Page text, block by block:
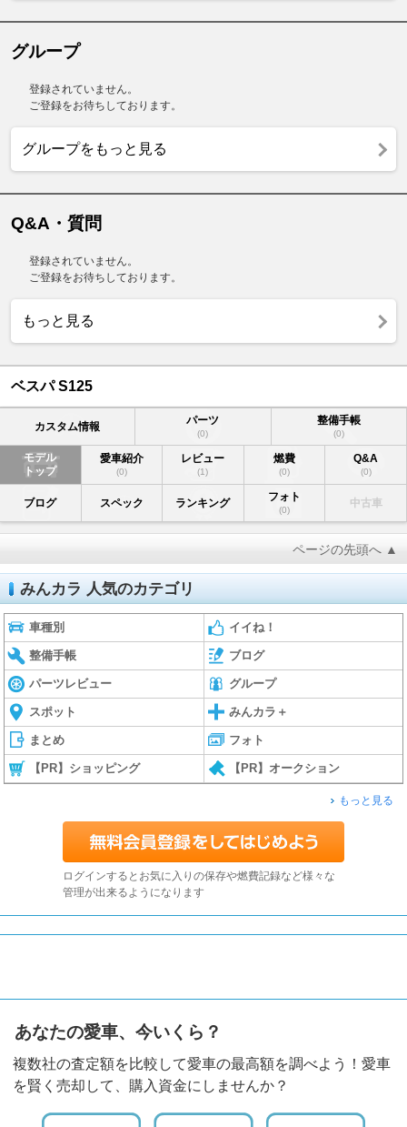
グループ
登録されていません。
ご登録をお待ちしております。
グループをもっと見る
Q&A・質問
登録されていません。
ご登録をお待ちしております。
もっと見る
ベスパ S125
カスタム情報 パーツ
(0)
整備手帳
(0)
モデル
トップ
愛車紹介
(0)
レビュー
(1)
燃費
(0)
Q&A
(0)
ブログ スペック ランキング フォト
(0)
中古車
ページの先頭へ ▲
みんカラ 人気のカテゴリ
車種別 イイね！
整備手帳 ブログ
パーツレビュー グループ
スポット みんカラ＋
まとめ フォト
【PR】ショッピング 【PR】オークション
もっと見る
ログインするとお気に入りの保存や燃費記録など様々な
管理が出来るようになります
あなたの愛車、今いくら？
複数社の査定額を比較して愛車の最高額を調べよう！愛車
を賢く売却して、購入資金にしませんか？